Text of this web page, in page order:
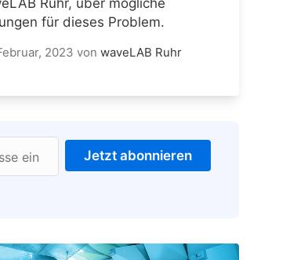
für dieses Problem.
2023 von waveLAB Ruhr
ein Jetzt abonnieren